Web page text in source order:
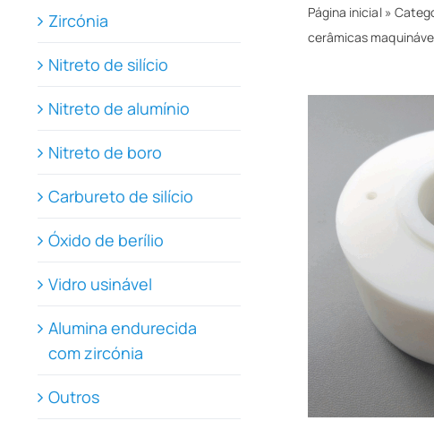
Página inicial»
cerâmicas
Zircónia
Nitreto de silício
Nitreto de alumínio
Nitreto de boro
Carbureto de silício
Óxido de berílio
Vidro usinável
Alumina endurecida
com zircónia
Outros